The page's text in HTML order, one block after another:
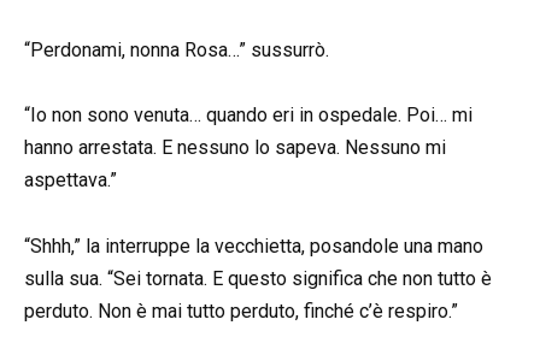
“Perdonami, nonna Rosa…” sussurrò.
“Io non sono venuta… quando eri in ospedale. Poi… mi
hanno arrestata. E nessuno lo sapeva. Nessuno mi
aspettava.”
“Shhh,” la interruppe la vecchietta, posandole una mano
sulla sua. “Sei tornata. E questo significa che non tutto è
perduto. Non è mai tutto perduto, finché c’è respiro.”